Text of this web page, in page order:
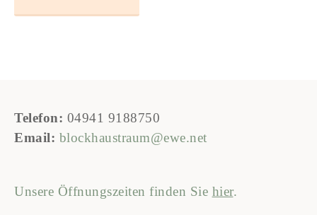
Telefon: 04941 9188750
Email: blockhaustraum@ewe.net
Unsere Öffnungszeiten finden Sie hier.